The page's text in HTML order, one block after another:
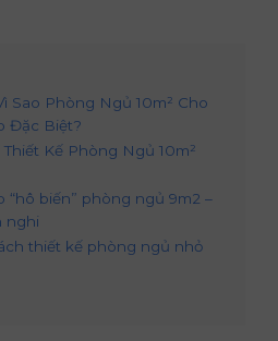
Sao Phòng Ngủ 10m² Cho
Đặc Biệt?
Kế Phòng Ngủ 10m²
“hô biến” phòng ngủ 9m2 –
nghi
thiết kế phòng ngủ nhỏ